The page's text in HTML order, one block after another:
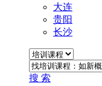
大连
贵阳
长沙
搜 索